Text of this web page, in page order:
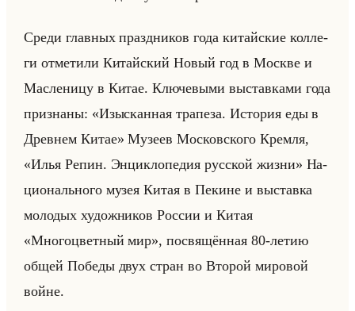
Среди глав­ных празд­ни­ков года ки­тайские кол­ле­
ги от­ме­ти­ли Ки­тайский Новый год в Москве и
Мас­ле­ни­цу в Китае. Клю­че­вы­ми вы­став­ка­ми года
при­зна­ны: «Изысканная трапеза. История еды в
Древнем Китае» Му­зеев Мос­ков­ско­го Крем­ля,
«Илья Репин. Энциклопедия русской жизни» На­
ци­онально­го музея Китая в Пе­кине и вы­став­ка
мо­ло­дых ху­дож­ни­ков Рос­сии и Китая
«Многоцветный мир», по­свя­щён­ная 80-летию
общей По­бе­ды двух стран во Вто­рой ми­ро­вой
войне.